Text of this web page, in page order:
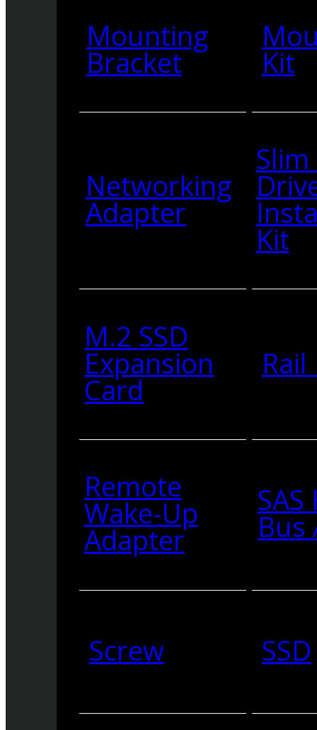
Mounting
Bracket Kit
Networking
Adapter
Kit
M.2 SSD
Expansion
Card
Remote
Wake-Up
Adapter Bus
Screw SSD